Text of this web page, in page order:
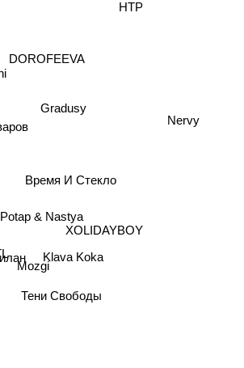
Gradusy
Время И Стекло
DOROFEEVA
Potap & Nastya
Mozgi
XOLIDAYBOY
Klava Koka
Тени Свободы
НТР
Nervy